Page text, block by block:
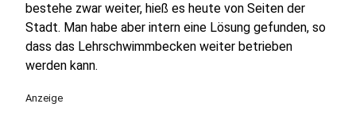
bestehe zwar weiter, hieß es heute von Seiten der
Stadt. Man habe aber intern eine Lösung gefunden, so
dass das Lehrschwimmbecken weiter betrieben
werden kann.
Anzeige